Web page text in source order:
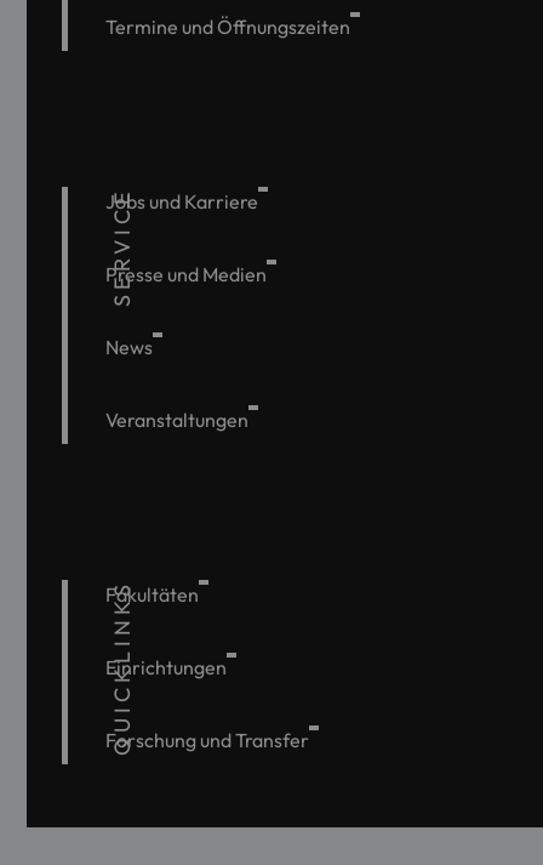
Termine und Öffnungszeiten
SERVICE
Jobs und Karriere
Presse und Medien
News
Veranstaltungen
QUICKLINKS
Fakultäten
Einrichtungen
Forschung und Transfer